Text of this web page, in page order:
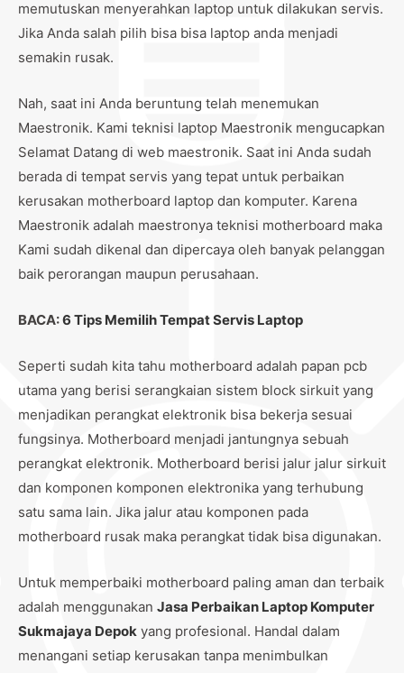
memutuskan menyerahkan laptop untuk dilakukan servis.
Jika Anda salah pilih bisa bisa laptop anda menjadi
semakin rusak.
Nah, saat ini Anda beruntung telah menemukan
Maestronik. Kami teknisi laptop Maestronik mengucapkan
Selamat Datang di web maestronik. Saat ini Anda sudah
berada di tempat servis yang tepat untuk perbaikan
kerusakan motherboard laptop dan komputer. Karena
Maestronik adalah maestronya teknisi motherboard maka
Kami sudah dikenal dan dipercaya oleh banyak pelanggan
baik perorangan maupun perusahaan.
BACA:6 Tips Memilih Tempat Servis Laptop
Seperti sudah kita tahu motherboard adalah papan pcb
utama yang berisi serangkaian sistem block sirkuit yang
menjadikan perangkat elektronik bisa bekerja sesuai
fungsinya. Motherboard menjadi jantungnya sebuah
perangkat elektronik. Motherboard berisi jalur jalur sirkuit
dan komponen komponen elektronika yang terhubung
satu sama lain. Jika jalur atau komponen pada
motherboard rusak maka perangkat tidak bisa digunakan.
Untuk memperbaiki motherboard paling aman dan terbaik
adalah menggunakan Jasa Perbaikan Laptop Komputer
Sukmajaya Depok yang profesional. Handal dalam
menangani setiap kerusakan tanpa menimbulkan